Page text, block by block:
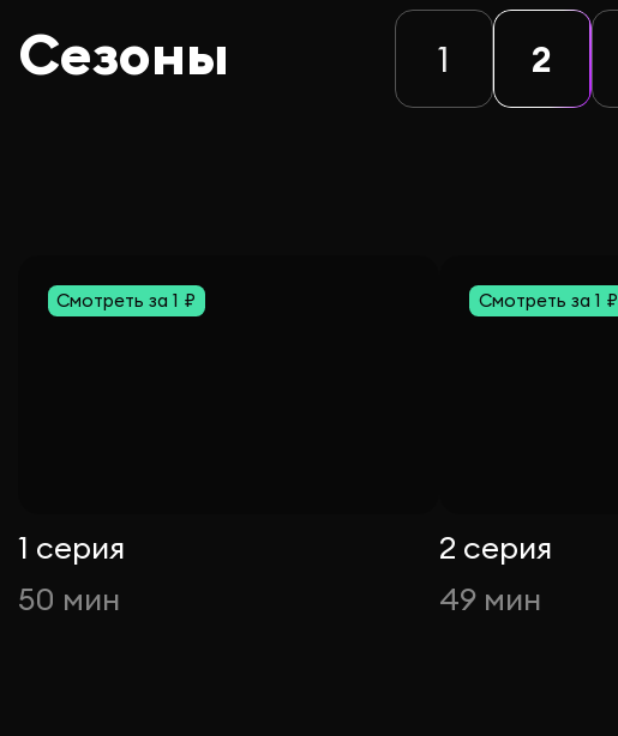
Сезоны 1 2
Смотреть за 1 ₽
1 серия
50 мин
Смотреть за 1 ₽
2 серия
49 мин